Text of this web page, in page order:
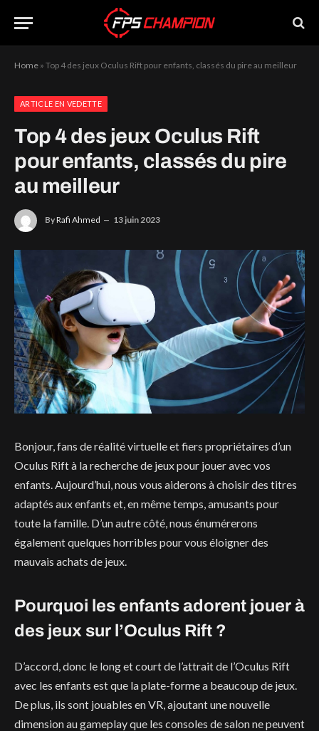
Home » Top 4 des jeux Oculus Rift pour enfants, classés du pire au meilleur
ARTICLE EN VEDETTE
Top 4 des jeux Oculus Rift
pour enfants, classés du pire
au meilleur
ByRafi Ahmed 13 juin 2023
Bonjour, fans de réalité virtuelle et fiers propriétaires d’un
Oculus Rift à la recherche de jeux pour jouer avec vos
enfants. Aujourd’hui, nous vous aiderons à choisir des titres
adaptés aux enfants et, en même temps, amusants pour
toute la famille. D’un autre côté, nous énumérerons
également quelques horribles pour vous éloigner des
mauvais achats de jeux.
Pourquoi les enfants adorent jouer à
des jeux sur l’Oculus Rift ?
D’accord, donc le long et court de l’attrait de l’Oculus Rift
avec les enfants est que la plate-forme a beaucoup de jeux.
De plus, ils sont jouables en VR, ajoutant une nouvelle
dimension au gameplay que les consoles de salon ne peuvent